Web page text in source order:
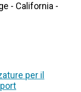
- California -
per il